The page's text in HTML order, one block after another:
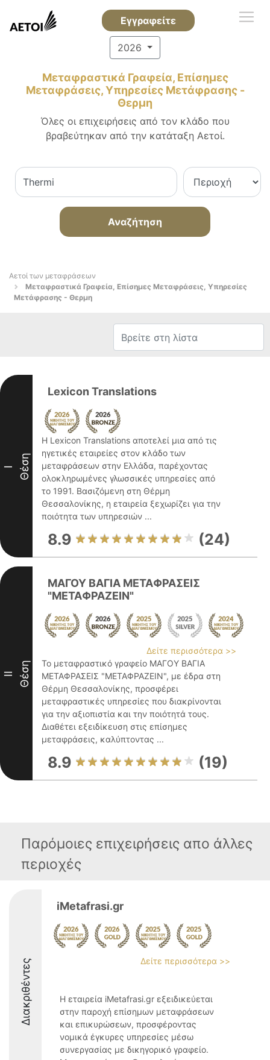
Εγγραφείτε
2026
Μεταφραστικά Γραφεία, Επίσημες
Μεταφράσεις, Υπηρεσίες Μετάφρασης -
Θερμη
Όλες οι επιχειρήσεις από τον κλάδο που
βραβεύτηκαν από την κατάταξη Αετοί.
Αναζήτηση
Αετοί των μεταφράσεων
Μεταφραστικά Γραφεία, Επίσημες Μεταφράσεις, Υπηρεσίες
Μετάφρασης - Θερμη
I Θέση
Lexicon Translations
Η Lexicon Translations αποτελεί μια από τις
ηγετικές εταιρείες στον κλάδο των
μεταφράσεων στην Ελλάδα, παρέχοντας
ολοκληρωμένες γλωσσικές υπηρεσίες από
το 1991. Βασιζόμενη στη Θέρμη
Θεσσαλονίκης, η εταιρεία ξεχωρίζει για την
ποιότητα των υπηρεσιών ...
8.9 (24)
II Θέση
ΜΑΓΟΥ ΒΑΓΙΑ ΜΕΤΑΦΡΑΣΕΙΣ
"ΜΕΤΑΦΡΑΖΕΙΝ"
Δείτε περισσότερα >>
Το μεταφραστικό γραφείο ΜΑΓΟΥ ΒΑΓΙΑ
ΜΕΤΑΦΡΑΣΕΙΣ "ΜΕΤΑΦΡΑΖΕΙΝ", με έδρα στη
Θέρμη Θεσσαλονίκης, προσφέρει
μεταφραστικές υπηρεσίες που διακρίνονται
για την αξιοπιστία και την ποιότητά τους.
Διαθέτει εξειδίκευση στις επίσημες
μεταφράσεις, καλύπτοντας ...
8.9 (19)
Παρόμοιες επιχειρήσεις απο άλλες
περιοχές
Διακριθέντες
iMetafrasi.gr
Δείτε περισσότερα >>
Η εταιρεία iMetafrasi.gr εξειδικεύεται
στην παροχή επίσημων μεταφράσεων
και επικυρώσεων, προσφέροντας
νομικά έγκυρες υπηρεσίες μέσω
συνεργασίας με δικηγορικό γραφείο.